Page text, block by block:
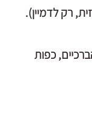
רק לדמיין).
כפות